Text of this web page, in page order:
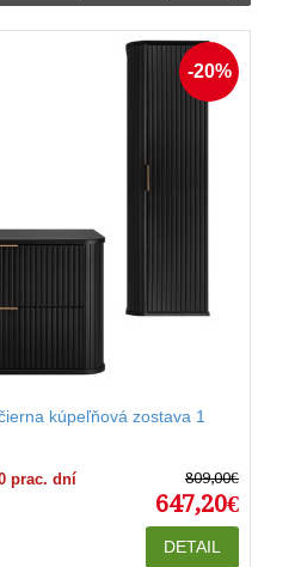
utierať povrchy
vlhkosti a zabezpečte
kompletným kúpeľňovým
-20%
kúpeľňová zostava 1
prac. dní 809,00€
647,20€
DETAIL